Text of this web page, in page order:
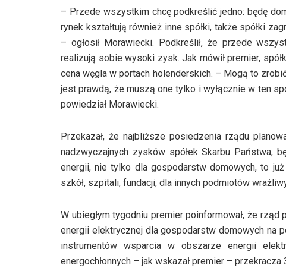
– Przede wszystkim chcę podkreślić jedno: będę
rynek kształtują również inne spółki, także spółki
– ogłosił Morawiecki. Podkreślił, że przede
realizują sobie wysoki zysk. Jak mówił premier,
cena węgla w portach holenderskich. – Mogą to
jest prawdą, że muszą one tylko i wyłącznie w ten
powiedział Morawiecki.
Przekazał, że najbliższe posiedzenia rządu
nadzwyczajnych zysków spółek Skarbu Państwa,
energii, nie tylko dla gospodarstw domowych, to
szkół, szpitali, fundacji, dla innych podmiotów
W ubiegłym tygodniu premier poinformował, że rząd
energii elektrycznej dla gospodarstw domowych na
instrumentów wsparcia w obszarze energii
energochłonnych – jak wskazał premier – przekracza